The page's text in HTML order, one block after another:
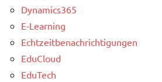
Dynamics365
E-Learning
Echtzeitbenachrichtigungen
EduCloud
EduTech